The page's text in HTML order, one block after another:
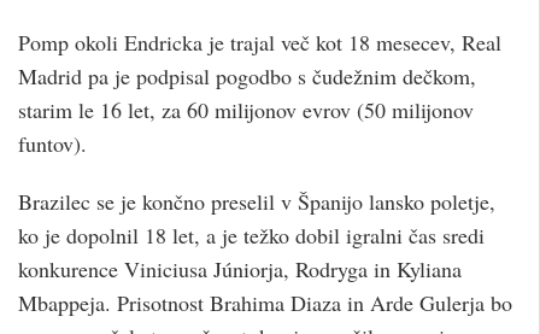
Pomp okoli Endricka je trajal več kot 18 mesecev, Real
Madrid pa je podpisal pogodbo s čudežnim dečkom,
starim le 16 let, za 60 milijonov evrov (50 milijonov
funtov).
Brazilec se je končno preselil v Španijo lansko poletje,
ko je dopolnil 18 let, a je težko dobil igralni čas sredi
konkurence Viniciusa Júniorja, Rodryga in Kyliana
Mbappeja. Prisotnost Brahima Diaza in Arde Gulerja bo